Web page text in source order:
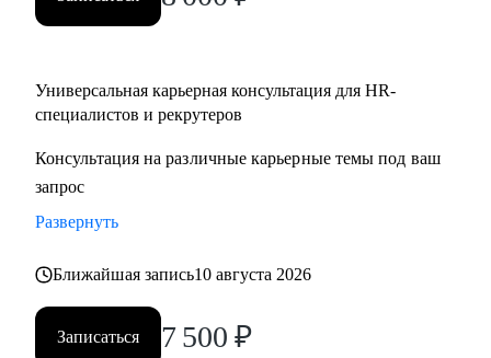
Partner;
Универсальная карьерная консультация для HR-
специалистов и рекрутеров
Консультация на различные карьерные темы под ваш
запрос
Развернуть
Ближайшая запись10 августа 2026
Записаться 7 500 ₽